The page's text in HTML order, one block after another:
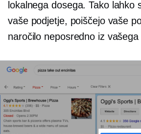
lokalnega dosega. Tako lahko
vaše podjetje, poiščejo vaše
naročilo neposredno iz